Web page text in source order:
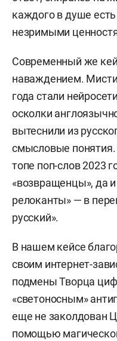
каждого в душе
незримыми
Современный же
наваждением.
года стали
осколки
вытеснили из
смысловые
топе поп-слов 2023
«возвращенцы», да
релоканты» — в
русский».
В нашем кейсе
своим интернет-
подмены Творца
«светоносным»
еще не заколдован
помощью